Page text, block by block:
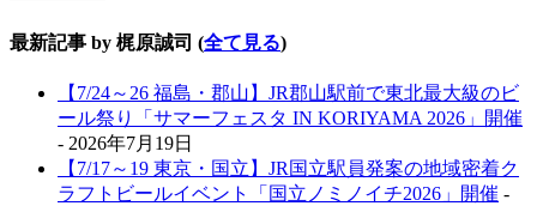
最新記事 by 梶原誠司 (全て見る)
【7/24～26 福島・郡山】JR郡山駅前で東北最大級のビ
ール祭り「サマーフェスタ IN KORIYAMA 2026」開催
- 2026年7月19日
【7/17～19 東京・国立】JR国立駅員発案の地域密着ク
ラフトビールイベント「国立ノミノイチ2026」開催 -